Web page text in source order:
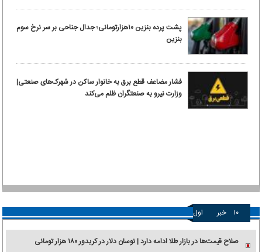
پشت پرده بنزین ۱۰‌هزارتومانی؛ جدال جناحی بر سر نرخ سوم
بنزین
فشار مضاعف قطع برق به خانوار ساکن در شهرک‌های صنعتی|
وزارت نیرو به صنعتگران ظلم می‌کند
۱۰ خبر اول
صلاح قیمت‌ها در بازار طلا ادامه دارد | نوسان دلار در کریدور ۱۸۰ هزار تومانی